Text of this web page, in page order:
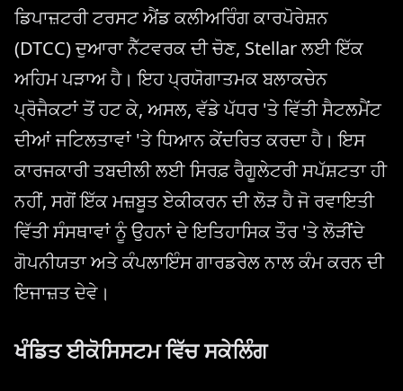
ਡਿਪਾਜ਼ਟਰੀ ਟਰਸਟ ਐਂਡ ਕਲੀਅਰਿੰਗ ਕਾਰਪੋਰੇਸ਼ਨ
(DTCC) ਦੁਆਰਾ ਨੈੱਟਵਰਕ ਦੀ ਚੋਣ, Stellar ਲਈ ਇੱਕ
ਅਹਿਮ ਪੜਾਅ ਹੈ। ਇਹ ਪ੍ਰਯੋਗਾਤਮਕ ਬਲਾਕਚੇਨ
ਪ੍ਰੋਜੈਕਟਾਂ ਤੋਂ ਹਟ ਕੇ, ਅਸਲ, ਵੱਡੇ ਪੱਧਰ 'ਤੇ ਵਿੱਤੀ ਸੈਟਲਮੈਂਟ
ਦੀਆਂ ਜਟਿਲਤਾਵਾਂ 'ਤੇ ਧਿਆਨ ਕੇਂਦਰਿਤ ਕਰਦਾ ਹੈ। ਇਸ
ਕਾਰਜਕਾਰੀ ਤਬਦੀਲੀ ਲਈ ਸਿਰਫ਼ ਰੈਗੂਲੇਟਰੀ ਸਪੱਸ਼ਟਤਾ ਹੀ
ਨਹੀਂ, ਸਗੋਂ ਇੱਕ ਮਜ਼ਬੂਤ ਏਕੀਕਰਨ ਦੀ ਲੋੜ ਹੈ ਜੋ ਰਵਾਇਤੀ
ਵਿੱਤੀ ਸੰਸਥਾਵਾਂ ਨੂੰ ਉਹਨਾਂ ਦੇ ਇਤਿਹਾਸਿਕ ਤੌਰ 'ਤੇ ਲੋੜੀਂਦੇ
ਗੋਪਨੀਯਤਾ ਅਤੇ ਕੰਪਲਾਇੰਸ ਗਾਰਡਰੇਲ ਨਾਲ ਕੰਮ ਕਰਨ ਦੀ
ਇਜਾਜ਼ਤ ਦੇਵੇ।
ਖੰਡਿਤ ਈਕੋਸਿਸਟਮ ਵਿੱਚ ਸਕੇਲਿੰਗ